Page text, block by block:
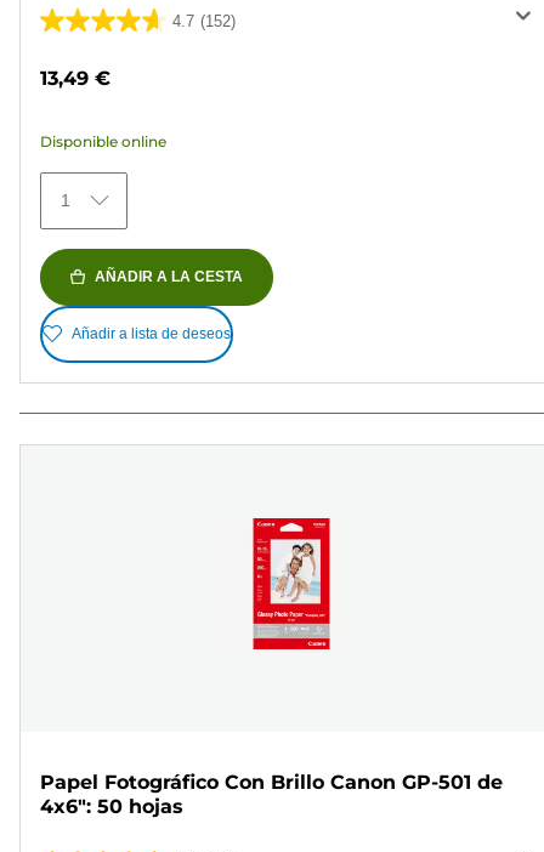
4.7 (152)
4.7
5
152
reseñas
13,49 €
Disponible online
1
AÑADIR A LA CESTA
Añadir a lista de deseos
Papel Fotográfico Con Brillo Canon GP-501 de
4x6": 50 hojas